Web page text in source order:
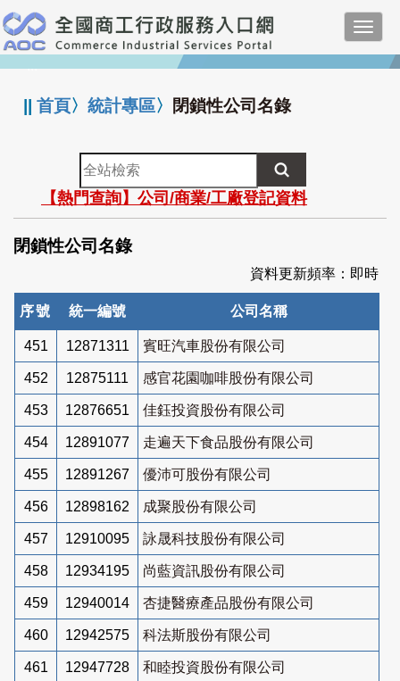
跳
到
主
要
:::
||首頁〉統計專區〉 閉鎖性公司名錄
全
站
檢
索
【熱門查詢】公司/商業/工廠登記資料
閉鎖性公司名錄
資料更新頻率：即時
序號 統一編號 公司名稱
451 12871311 賓旺汽車股份有限公司
452 12875111 感官花園咖啡股份有限公司
453 12876651 佳鈺投資股份有限公司
454 12891077 走遍天下食品股份有限公司
455 12891267 優沛可股份有限公司
456 12898162 成聚股份有限公司
457 12910095 詠晟科技股份有限公司
458 12934195 尚藍資訊股份有限公司
459 12940014 杏捷醫療產品股份有限公司
460 12942575 科法斯股份有限公司
461 12947728 和睦投資股份有限公司